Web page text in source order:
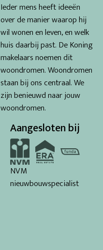
Ieder mens heeft ideeën
over de manier waarop hij
wil wonen en leven, en welk
huis daarbij past. De Koning
makelaars noemen dit
woondromen. Woondromen
staan bij ons centraal. We
zijn benieuwd naar jouw
woondromen.
Aangesloten bij
NVM
nieuwbouwspecialist